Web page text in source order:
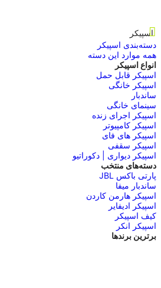
اسپیکر
دسته‌بندی اسپیکر
همه موارد این دسته
انواع اسپیکر
اسپیکر قابل حمل
اسپیکر خانگی
ساندبار
سینمای خانگی
اسپیکر اجرای زنده
اسپیکر کامپیوتر
اسپیکر های فای
اسپیکر سقفی
اسپیکر دیواری | دکوراتیو
دسته‌های منتخب
پارتی باکس JBL
ساندبار میفا
اسپیکر هارمن کاردن
اسپیکر ادیفایر
کیف اسپیکر
اسپیکر انکر
برترین برندها